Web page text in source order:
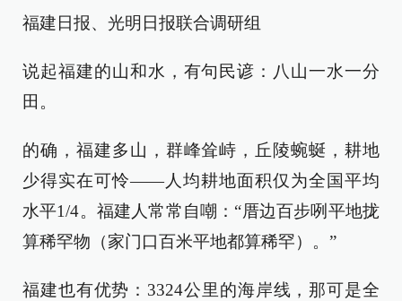
福建日报、光明日报联合调研组
说起福建的山和水，有句民谚：八山一水一分
田。
的确，福建多山，群峰耸峙，丘陵蜿蜒，耕地
少得实在可怜——人均耕地面积仅为全国平均
水平1/4。福建人常常自嘲：“厝边百步咧平地拢
算稀罕物（家门口百米平地都算稀罕）。”
福建也有优势：3324公里的海岸线，那可是全